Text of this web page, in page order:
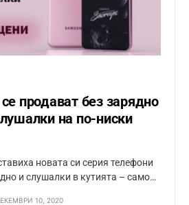
продават без зарядно
на по-ниски
новата си серия телефони
и слушалки в кутията – само…
10, 2020